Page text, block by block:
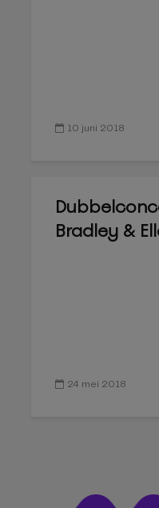
10 juni 2018
Bradley &
24 mei 2018